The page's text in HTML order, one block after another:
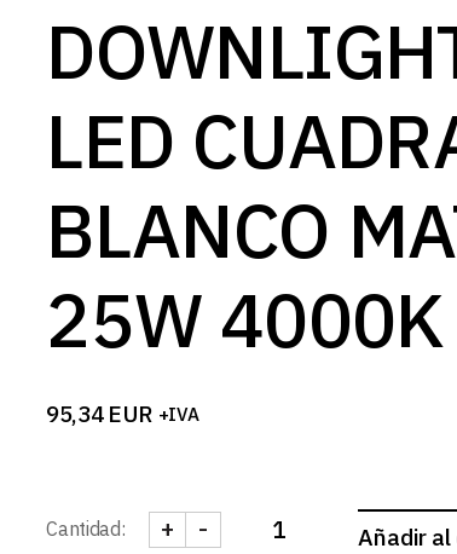
FAQs
Proyectos
Zona de inspiración
Blog
LED
BLANCO
25W
95,34 EUR +IVA
Cantidad: DOWNLIGHT LED
-
+ Añadir